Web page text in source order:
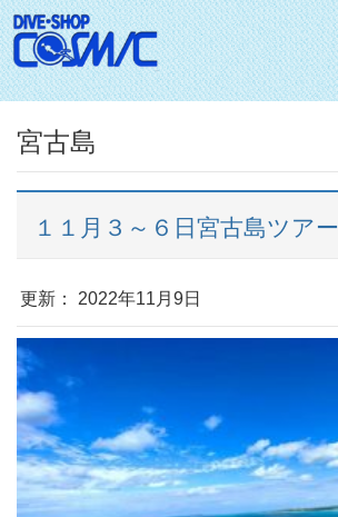
宮古島
１１月３～６日宮古島ツアー
更新： 2022年11月9日